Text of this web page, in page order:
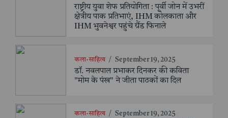
राष्ट्रीय युवा शेफ प्रतियोगिता : पूर्वी जोन में उभरीं
क्षेत्रीय पाक प्रतिभाएं, IHM कोलकाता और
IHM भुवनेश्वर पहुंचे ग्रैंड फिनाले
कला-साहित्य / September 19, 2025
डॉ. नवलपाल प्रभाकर दिनकर की कविता
"मोम के पंख" ने जीता पाठकों का दिल
कला-साहित्य / September 19, 2025